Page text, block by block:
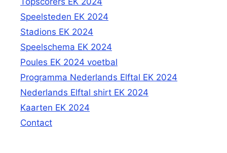
Speelsteden EK 2024
Stadions EK 2024
Speelschema EK 2024
Poules EK 2024 voetbal
Programma Nederlands Elftal EK 2024
Nederlands Elftal shirt EK 2024
Kaarten EK 2024
Contact